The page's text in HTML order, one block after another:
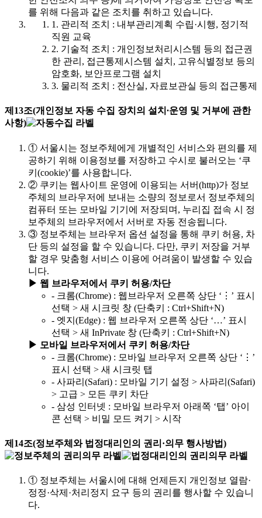
를 위해 다음과 같은 조치를 취하고 있습니다.
1. 관리적 조치 : 내부관리계획 수립·시행, 정기적
직원 교육
2. 기술적 조치 : 개인정보처리시스템 등의 접근권
한 관리, 접근통제시스템 설치, 고유식별정보 등의
암호화, 보안프로그램 설치
3. 물리적 조치 : 전산실, 자료보관실 등의 접근통제
제13조(개인정보 자동 수집 장치의 설치∙운영 및 거부에 관한
사항)
① 서울시는 정보주체에게 개별적인 서비스와 편의를 제
공하기 위해 이용정보를 저장하고 수시로 불러오는 ‘쿠
키(cookie)’를 사용합니다.
② 쿠키는 웹사이트 운영에 이용되는 서버(http)가 정보
주체의 브라우저에 보내는 소량의 정보로서 정보주체의
컴퓨터 또는 모바일 기기에 저장되며, 누리집 접속 시 정
보주체의 브라우저에서 서버로 자동 전송됩니다.
③ 정보주체는 브라우저 옵션 설정을 통해 쿠키 허용, 차
단 등의 설정을 할 수 있습니다. 다만, 쿠키 저장을 거부
할 경우 맞춤형 서비스 이용에 어려움이 발생할 수 있습
니다.
▶ 웹 브라우저에서 쿠키 허용/차단
- 크롬(Chrome) : 웹브라우저 오른쪽 상단 ‘⋮’ 표시
선택 > 새 시크릿 창 (단축키 : Ctrl+Shift+N)
- 엣지(Edge) : 웹 브라우저 오른쪽 상단 ‘…’ 표시
선택 > 새 InPrivate 창 (단축키 : Ctrl+Shift+N)
▶ 모바일 브라우저에서 쿠키 허용/차단
- 크롬(Chrome) : 모바일 브라우저 오른쪽 상단 ‘⋮’
표시 선택 > 새 시크릿 탭
- 사파리(Safari) : 모바일 기기 설정 > 사파리(Safari)
> 고급 > 모든 쿠키 차단
- 삼성 인터넷 : 모바일 브라우저 아래쪽 ‘탭’ 아이
콘 선택 > 비밀 모드 켜기 > 시작
제14조(정보주체와 법정대리인의 권리·의무 행사방법)
① 정보주체는 서울시에 대해 언제든지 개인정보 열람·
정정·삭제·처리정지 요구 등의 권리를 행사할 수 있습니
다.